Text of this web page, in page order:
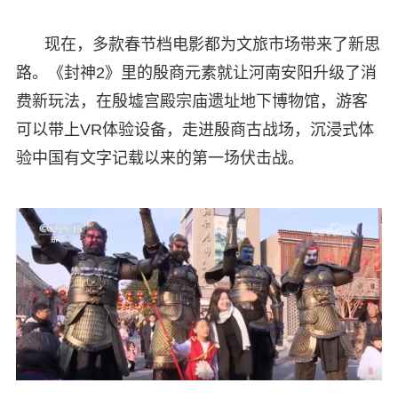
现在，多款春节档电影都为文旅市场带来了新思
路。《封神2》里的殷商元素就让河南安阳升级了消
费新玩法，在殷墟宫殿宗庙遗址地下博物馆，游客
可以带上VR体验设备，走进殷商古战场，沉浸式体
验中国有文字记载以来的第一场伏击战。